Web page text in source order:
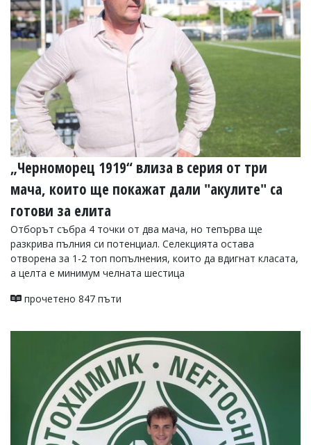
УКРАЙНА
СПОРТ
РАЗСЛЕДВАНЕ
БИЗНЕС
ЮГ
Управители:
Веселин
Василев,
email:
v.vasilev@flagman.bg
Катя
еmail:k.kassabova@flagman.bg
редактор:
Иван
Колев,
office@flagman.bg
читателите
редакцията
„Черноморец 1919“ влиза в серия от три
мача, които ще покажат дали "акулите" са
готови за елита
Отборът събра 4 точки от два мача, но тепърва ще
разкрива пълния си потенциал. Селекцията остава
отворена за 1-2 топ попълнения, които да вдигнат класата,
а целта е минимум челната шестица
прочетено 847 пъти